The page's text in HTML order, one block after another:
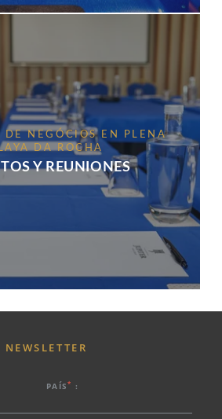
DE NEGÓCIOS EN PLENA
DA ROCHA
Y REUNIONES
PAÍS* :
NEWSLETTER